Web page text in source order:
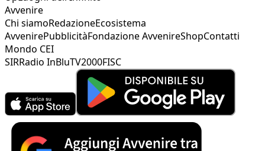
Avvenire
Chi siamoRedazioneEcosistema
AvvenirePubblicitàFondazione AvvenireShopContatti
Mondo CEI
SIRRadio InBluTV2000FISC